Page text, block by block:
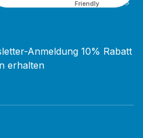
Friendly Captcha ⇗
Anmeldung 10% Rabatt
erhalten